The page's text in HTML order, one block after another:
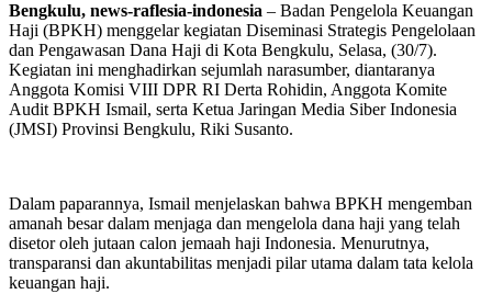
Bengkulu, news-raflesia-indonesia – Badan Pengelola Keuangan
Haji (BPKH) menggelar kegiatan Diseminasi Strategis Pengelolaan
dan Pengawasan Dana Haji di Kota Bengkulu, Selasa, (30/7).
Kegiatan ini menghadirkan sejumlah narasumber, diantaranya
Anggota Komisi VIII DPR RI Derta Rohidin, Anggota Komite
Audit BPKH Ismail, serta Ketua Jaringan Media Siber Indonesia
(JMSI) Provinsi Bengkulu, Riki Susanto.
Dalam paparannya, Ismail menjelaskan bahwa BPKH mengemban
amanah besar dalam menjaga dan mengelola dana haji yang telah
disetor oleh jutaan calon jemaah haji Indonesia. Menurutnya,
transparansi dan akuntabilitas menjadi pilar utama dalam tata kelola
keuangan haji.